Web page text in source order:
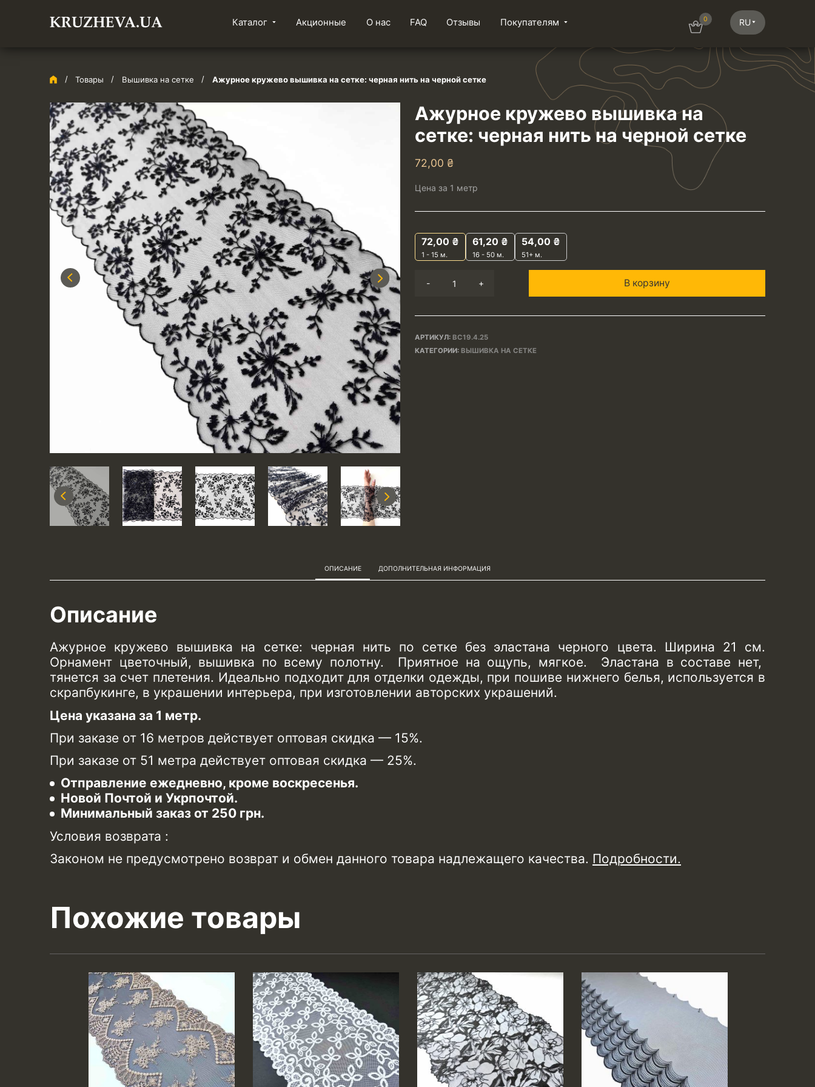
Каталог Акционные О нас FAQ Отзывы Покупателям 0 RU
Товары Вышивка на сетке Ажурное кружево вышивка на сетке: черная нить на черной сетке
Previous Next
Previous Next
Ажурное кружево вышивка на
сетке: черная нить на черной сетке
72,00 ₴
Цена за 1 метр
72,00 ₴
1 - 15 м.
61,20 ₴
16 - 50 м.
54,00 ₴
51+ м.
- + В корзину
АРТИКУЛ: ВС19.4.25
КАТЕГОРИИ: ВЫШИВКА НА СЕТКЕ
ОПИСАНИЕ ДОПОЛНИТЕЛЬНАЯ ИНФОРМАЦИЯ
Описание
Ажурное кружево вышивка на сетке: черная нить по сетке без эластана черного цвета. Ширина 21 см.
Орнамент цветочный, вышивка по всему полотну. Приятное на ощупь, мягкое. Эластана в составе нет,
тянется за счет плетения. Идеально подходит для отделки одежды, при пошиве нижнего белья, используется в
скрапбукинге, в украшении интерьера, при изготовлении авторских украшений.
Цена указана за 1 метр.
При заказе от 16 метров действует оптовая скидка — 15%.
При заказе от 51 метра действует оптовая скидка — 25%.
Отправление ежедневно, кроме воскресенья.
Новой Почтой и Укрпочтой.
Минимальный заказ от 250 грн.
Условия возврата :
Законом не предусмотрено возврат и обмен данного товара надлежащего качества. Подробности.
Похожие товары